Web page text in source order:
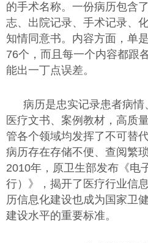
的手术名称。一份病历包含
志、出院记录、手术记录、
知情同意书。内容方面，单
76个，而且每一个内容都跟
能出一丁点误差。
病历是忠实记录患者病
医疗文书、案例教材，高质
管各个领域均发挥了不可替
病历存在存储不便、查阅繁
2010年，原卫生部发布《电
行）》，揭开了医疗行业信
历信息化建设也成为国家卫
建设水平的重要标准。